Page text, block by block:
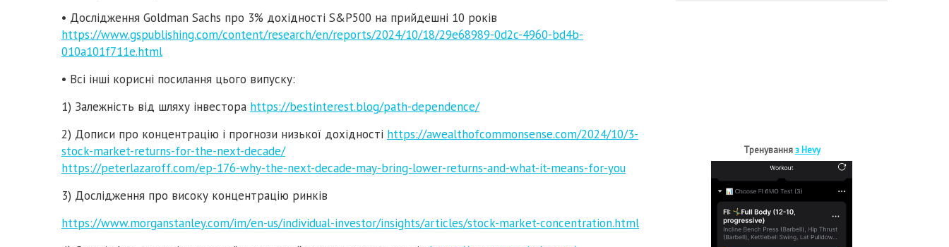
• Дослідження Goldman Sachs про 3% дохідності S&P500 на прийдешні 10 років
https://www.gspublishing.com/content/research/en/reports/2024/10/18/29e68989-0d2c-4960-bd4b-
010a101f711e.html
• Всі інші корисні посилання цього випуску:
1) Залежність від шляху інвестора https://bestinterest.blog/path-dependence/
2) Дописи про концентрацію і прогнози низької дохідності https://awealthofcommonsense.com/2024/10/3-
stock-market-returns-for-the-next-decade/
https://peterlazaroff.com/ep-176-why-the-next-decade-may-bring-lower-returns-and-what-it-means-for-you
3) Дослідження про високу концентрацію ринків
https://www.morganstanley.com/im/en-us/individual-investor/insights/articles/stock-market-concentration.html
Тренуванняз Hevy